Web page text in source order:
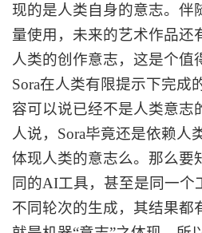
现的是人类自身的意志。伴
量使用，未来的艺术作品还
人类的创作意志，这是个值
Sora在人类有限提示下完成
容可以说已经不是人类意志
人说，Sora毕竟还是依赖人
体现人类的意志么。那么要
同的AI工具，甚至是同一个
不同轮次的生成，其结果都